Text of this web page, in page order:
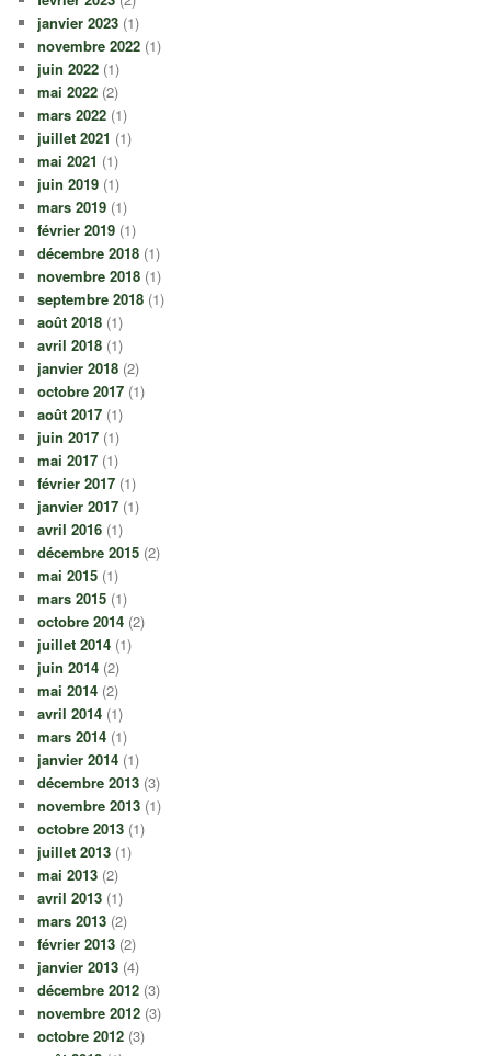
janvier 2023 (1)
novembre 2022 (1)
juin 2022 (1)
mai 2022 (2)
mars 2022 (1)
juillet 2021 (1)
mai 2021 (1)
juin 2019 (1)
mars 2019 (1)
février 2019 (1)
décembre 2018 (1)
novembre 2018 (1)
septembre 2018 (1)
août 2018 (1)
avril 2018 (1)
janvier 2018 (2)
octobre 2017 (1)
août 2017 (1)
juin 2017 (1)
mai 2017 (1)
février 2017 (1)
janvier 2017 (1)
avril 2016 (1)
décembre 2015 (2)
mai 2015 (1)
mars 2015 (1)
octobre 2014 (2)
juillet 2014 (1)
juin 2014 (2)
mai 2014 (2)
avril 2014 (1)
mars 2014 (1)
janvier 2014 (1)
décembre 2013 (3)
novembre 2013 (1)
octobre 2013 (1)
juillet 2013 (1)
mai 2013 (2)
avril 2013 (1)
mars 2013 (2)
février 2013 (2)
janvier 2013 (4)
décembre 2012 (3)
novembre 2012 (3)
octobre 2012 (3)